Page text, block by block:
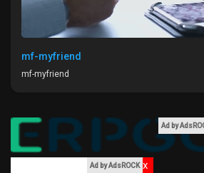
mf-myfriend
mf-myfriend
Ad by
Ad by AdsROCK x